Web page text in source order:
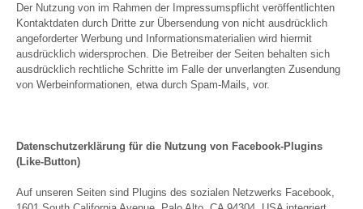
Der Nutzung von im Rahmen der Impressumspflicht veröffentlichten
Kontaktdaten durch Dritte zur Übersendung von nicht ausdrücklich
angeforderter Werbung und Informationsmaterialien wird hiermit
ausdrücklich widersprochen. Die Betreiber der Seiten behalten sich
ausdrücklich rechtliche Schritte im Falle der unverlangten Zusendung
von Werbeinformationen, etwa durch Spam-Mails, vor.
Datenschutzerklärung für die Nutzung von Facebook-Plugins
(Like-Button)
Auf unseren Seiten sind Plugins des sozialen Netzwerks Facebook,